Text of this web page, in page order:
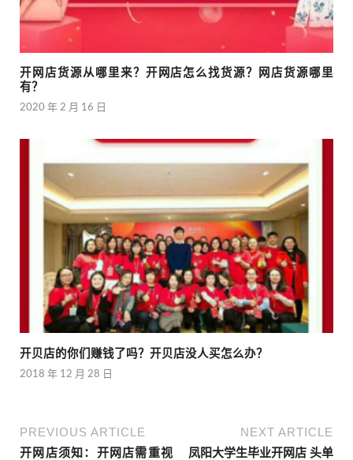
开网店货源从哪里来？开网店怎么找货源？网店货源哪里
有？
2020 年 2 月 16 日
开贝店的你们赚钱了吗？开贝店没人买怎么办？
2018 年 12 月 28 日
PREVIOUS ARTICLE
开网店须知：开网店需重视
NEXT ARTICLE
凤阳大学生毕业开网店 头单